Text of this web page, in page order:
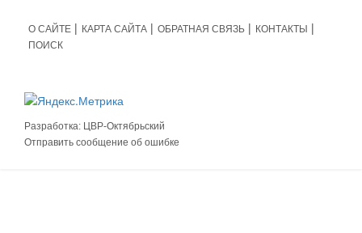
О САЙТЕ КАРТА САЙТА ОБРАТНАЯ СВЯЗЬ
КОНТАКТЫ
ПОИСК
Разработка: ЦВР-Октябрьский
Отправить сообщение об ошибке